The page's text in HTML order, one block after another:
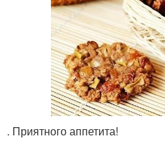
. Приятного аппетита!